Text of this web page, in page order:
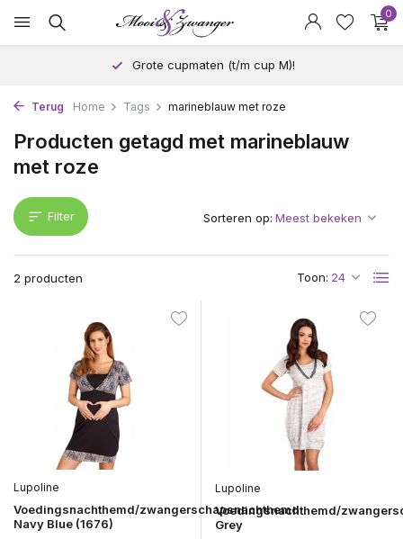
0
Grote cupmaten (t/m cup M)!
Terug Home Tags marineblauw met roze
Producten getagd met marineblauw
met roze
Filter
2 producten Toon:
Sorteren op:
Lupoline
Voedingsnachthemd/zwangerschapsnachthemd
Navy Blue (1676)
Lupoline
Voedingsnachthemd/
Grey